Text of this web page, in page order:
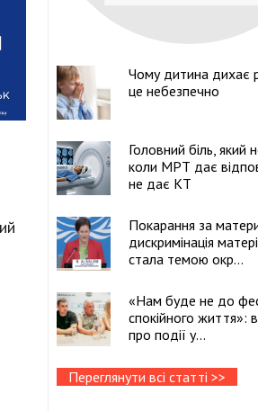
Чому дитина дихає
це небезпечно
Головний біль, який
коли МРТ дає
не дає КТ
Покарання за
дискримінація
стала темою окр...
«Нам буде не до
спокійного життя»:
про події у...
Переглянути всі статті >>